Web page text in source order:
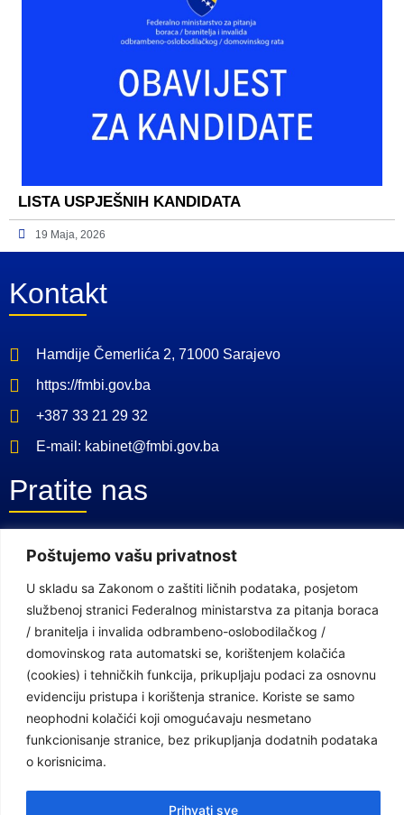
Poštujemo vašu privatnost
U skladu sa Zakonom o zaštiti ličnih podataka, posjetom
službenoj stranici Federalnog ministarstva za pitanja boraca
/ branitelja i invalida odbrambeno-oslobodilačkog /
domovinskog rata automatski se, korištenjem kolačića
(cookies) i tehničkih funkcija, prikupljaju podaci za osnovnu
evidenciju pristupa i korištenja stranice. Koriste se samo
neophodni kolačići koji omogućavaju nesmetano
funkcionisanje stranice, bez prikupljanja dodatnih podataka
o korisnicima.
Prihvati sve
LISTA USPJEŠNIH KANDIDATA
19 Maja, 2026
Kontakt
Hamdije Čemerlića 2, 71000 Sarajevo
https://fmbi.gov.ba
+387 33 21 29 32
E-mail: kabinet@fmbi.gov.ba
Pratite nas
Facebook Stranica
Youtube Kanal
Linkovi
Vlada Federacije Bosne i Hercegovine
Federalno ministarstvo finansija
Federalni zavod za penzijsko i invalidsko osiguranje